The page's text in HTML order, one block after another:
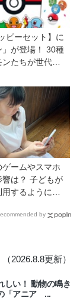
ピーセット】に
」が登場！ 30種
たちが世代を
ゲームやスマホ
は？ 子どもが
するようにな
井上顕滋先生が
by
（2026.8.8更新）
しい！ 動物の鳴き
「アニア ...